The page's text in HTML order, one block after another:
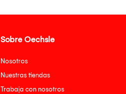
Sobre Oechsle
Nosotros
Nuestras tiendas
Trabaja con nosotros